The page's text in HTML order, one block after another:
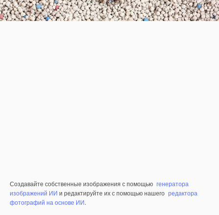
Создавайте собственные изображения с помощью генератора
изображений ИИ и редактируйте их с помощью нашего редактора
фотографий на основе ИИ.